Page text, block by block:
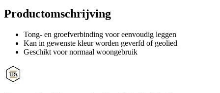
Productomschrijving
Tong- en groefverbinding voor eenvoudig leggen
Kan in gewenste kleur worden geverfd of geolied
Geschikt voor normaal woongebruik